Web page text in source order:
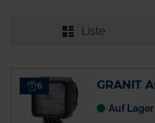
Liste
6 GRANIT
Auf Lager